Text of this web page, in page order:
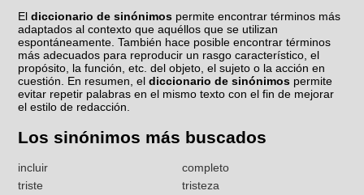
Eldiccionario de sinónimos permite encontrar términos más
adaptados al contexto que aquéllos que se utilizan
espontáneamente. También hace posible encontrar términos
más adecuados para reproducir un rasgo característico, el
propósito, la función, etc. del objeto, el sujeto o la acción en
cuestión. En resumen, eldiccionario de sinónimos permite
evitar repetir palabras en el mismo texto con el fin de mejorar
el estilo de redacción.
Los sinónimos más buscados
incluir
completo
triste
tristeza